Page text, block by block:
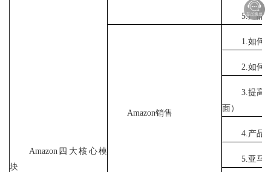
Amazon四大核心模
块
5.产品
Amazon销售
1.如何
2.如何
3.提高
面）
4.产品
5.亚马